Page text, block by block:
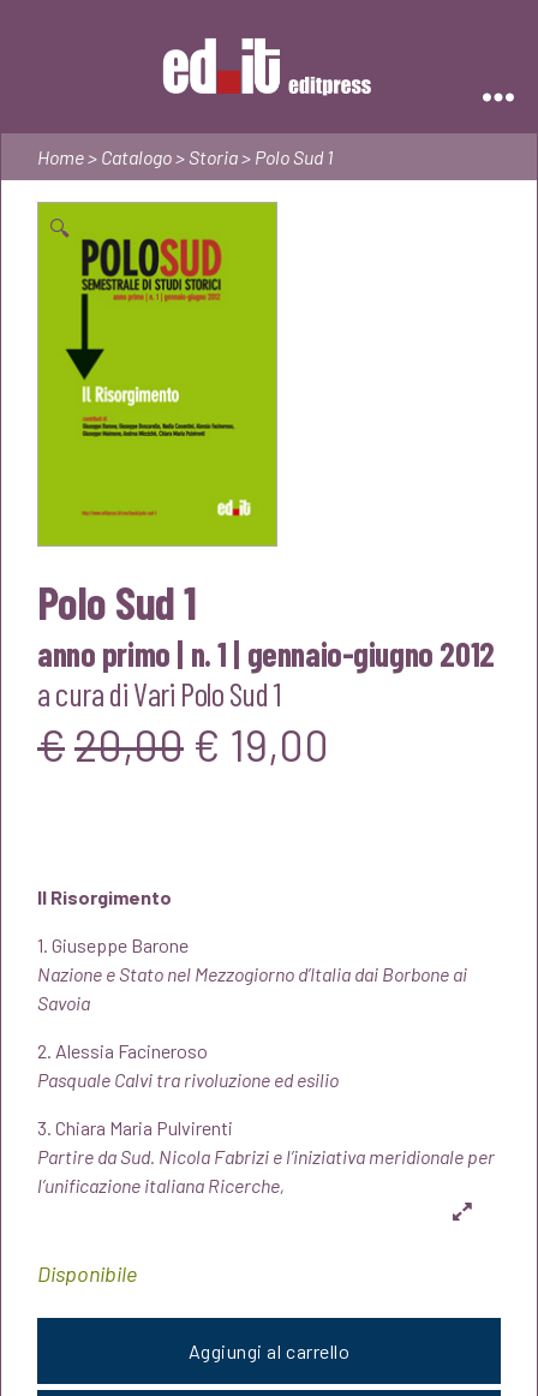
Home> Catalogo> Storia> Polo Sud 1
🔍
Polo Sud 1
anno primo | n. 1 | gennaio-giugno 2012
a cura diVari Polo Sud 1
€20,00 Il
€20,00.
€ 19,00
Il Risorgimento
1. Giuseppe Barone
Nazione e Stato nel Mezzogiorno d’Italia dai Borbone ai
Savoia
2. Alessia Facineroso
Pasquale Calvi tra rivoluzione ed esilio
3. Chiara Maria Pulvirenti
Partire da Sud. Nicola Fabrizi e l’iniziativa meridionale per
l’unificazione italiana Ricerche,
Disponibile
Aggiungi al carrello